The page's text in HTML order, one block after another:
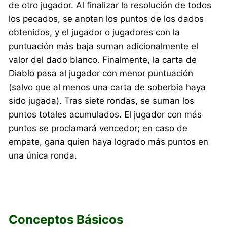
de otro jugador. Al finalizar la resolución de todos
los pecados, se anotan los puntos de los dados
obtenidos, y el jugador o jugadores con la
puntuación más baja suman adicionalmente el
valor del dado blanco. Finalmente, la carta de
Diablo pasa al jugador con menor puntuación
(salvo que al menos una carta de soberbia haya
sido jugada). Tras siete rondas, se suman los
puntos totales acumulados. El jugador con más
puntos se proclamará vencedor; en caso de
empate, gana quien haya logrado más puntos en
una única ronda.
Conceptos Básicos